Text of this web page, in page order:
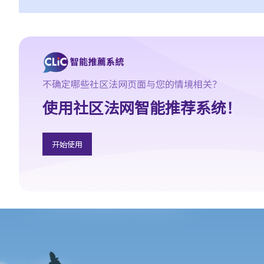
不确定哪些社区法网页面与您的情境相关？
使用社区法网智能推荐系统！
开始使用